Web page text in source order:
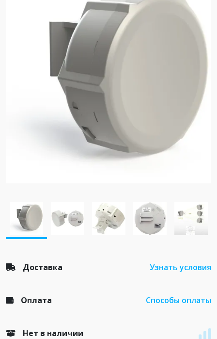
Доставка Узнать условия
Оплата Способы оплаты
Нет в наличии